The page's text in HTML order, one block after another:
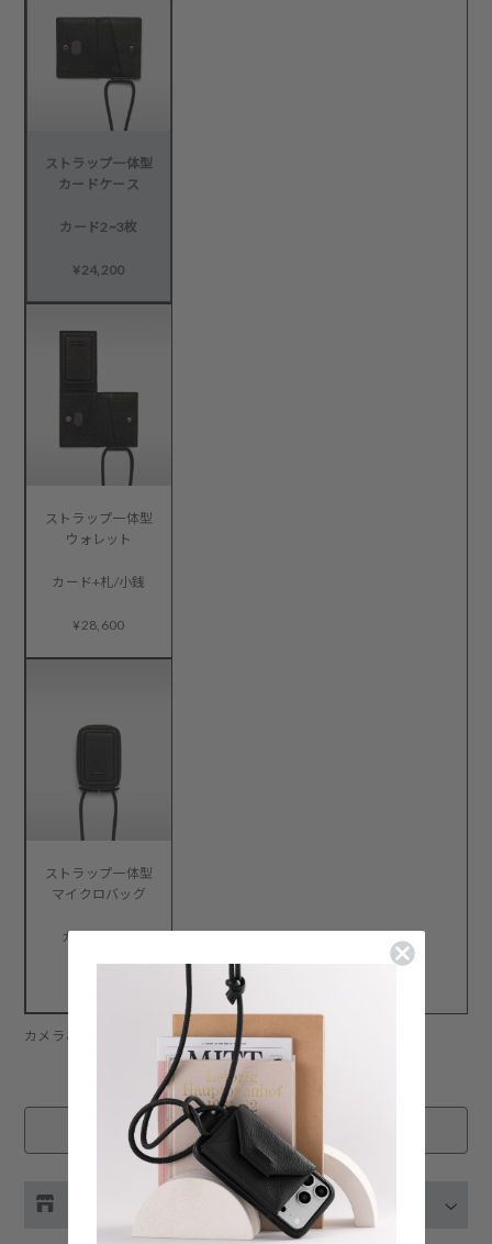
ストラップ一体型
カードケース
カード2~3枚
¥24,200
ストラップ一体型
ウォレット
カード+札/小銭
¥28,600
ストラップ一体型
マイクロバッグ
カード+小物
カメラご使用時のアクセサリーの映り込みについて:
在庫切れ
お取り扱い店舗の在庫をチェック